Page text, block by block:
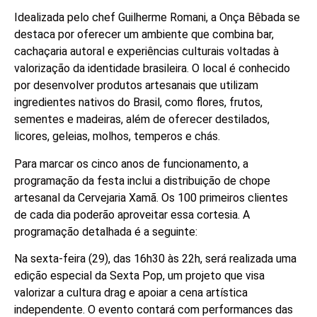
Idealizada pelo chef Guilherme Romani, a Onça Bêbada se
destaca por oferecer um ambiente que combina bar,
cachaçaria autoral e experiências culturais voltadas à
valorização da identidade brasileira. O local é conhecido
por desenvolver produtos artesanais que utilizam
ingredientes nativos do Brasil, como flores, frutos,
sementes e madeiras, além de oferecer destilados,
licores, geleias, molhos, temperos e chás.
Para marcar os cinco anos de funcionamento, a
programação da festa inclui a distribuição de chope
artesanal da Cervejaria Xamã. Os 100 primeiros clientes
de cada dia poderão aproveitar essa cortesia. A
programação detalhada é a seguinte:
Na sexta-feira (29), das 16h30 às 22h, será realizada uma
edição especial da Sexta Pop, um projeto que visa
valorizar a cultura drag e apoiar a cena artística
independente. O evento contará com performances das